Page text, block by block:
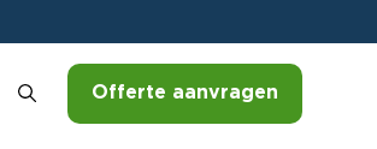
Offerte aanvragen